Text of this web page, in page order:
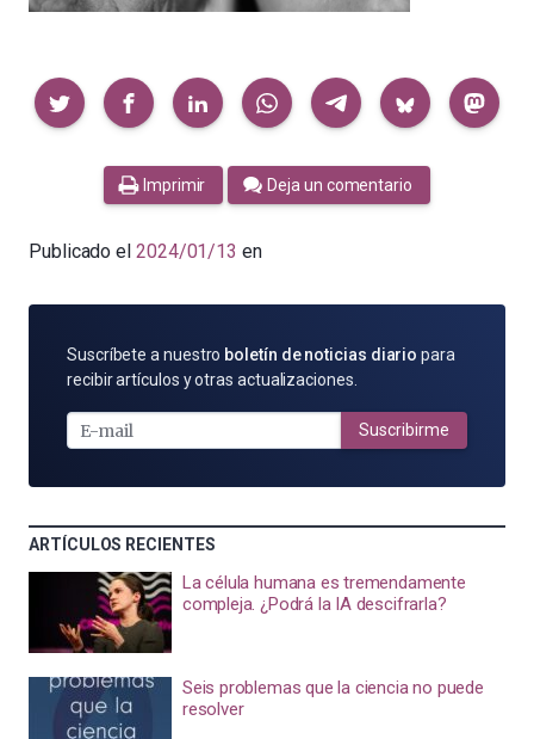
Compartir
Imprimir Deja un comentario
Publicado el 2024/01/13 en
SUSCRÍBETE
POR
MAIL
Suscríbete a nuestro boletín de noticias diario para
recibir artículos y otras actualizaciones.
Suscribirme
ARTÍCULOS RECIENTES
La célula humana es tremendamente
compleja. ¿Podrá la IA descifrarla?
Seis problemas que la ciencia no puede
resolver